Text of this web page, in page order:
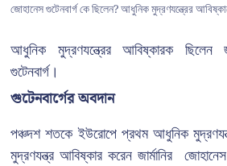
জোহানেস গুটেনবার্গ কে ছিলেন? আধুনিক মুদ্রণযন্ত্রের
আধুনিক মুদ্রণযন্ত্রের আবিষ্কারক ছিলেন
গুটেনবার্গ।
গুটেনবার্গের অবদান
পঞ্চদশ শতকে ইউরোপে প্রথম আধুনিক
মুদ্রণযন্ত্র আবিষ্কার করেন জার্মানির জোহানেস